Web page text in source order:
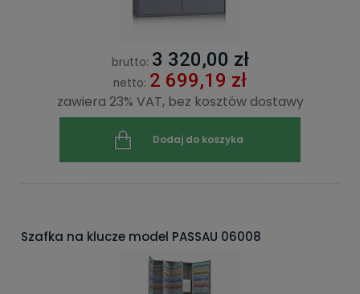
brutto: 3 320,00 zł
netto: 2 699,19 zł
zawiera 23% VAT, bez kosztów dostawy
Dodaj do koszyka
Szafka na klucze model PASSAU 06008